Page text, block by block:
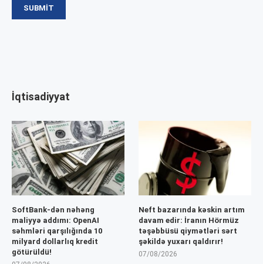
İqtisadiyyat
SoftBank-dən nəhəng
maliyyə addımı: OpenAI
səhmləri qarşılığında 10
milyard dollarlıq kredit
götürüldü!
Neft bazarında kəskin artım
davam edir: İranın Hörmüz
təşəbbüsü qiymətləri sərt
şəkildə yuxarı qaldırır!
07/08/2026